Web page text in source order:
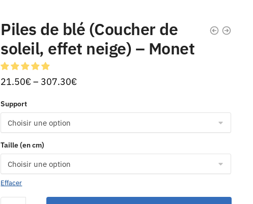
Piles de blé (Coucher de
soleil, effet neige) – Monet
21.50€– 307.30€
Support
Taille (en cm)
Effacer